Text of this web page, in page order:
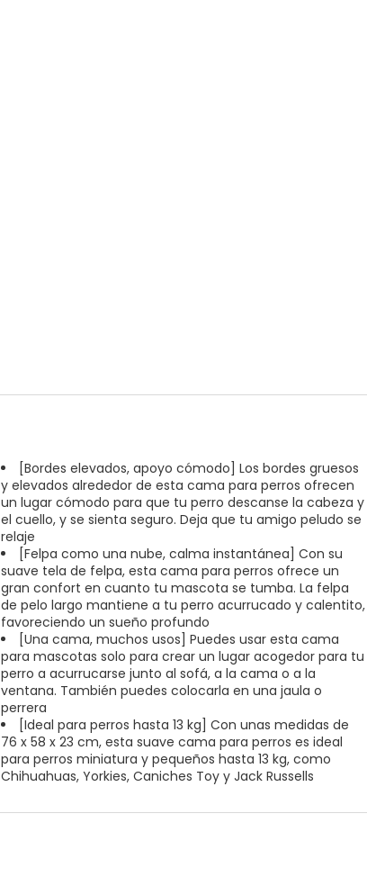
[Bordes elevados, apoyo cómodo] Los bordes gruesos
y elevados alrededor de esta cama para perros ofrecen
un lugar cómodo para que tu perro descanse la cabeza y
el cuello, y se sienta seguro. Deja que tu amigo peludo se
relaje
[Felpa como una nube, calma instantánea] Con su
suave tela de felpa, esta cama para perros ofrece un
gran confort en cuanto tu mascota se tumba. La felpa
de pelo largo mantiene a tu perro acurrucado y calentito,
favoreciendo un sueño profundo
[Una cama, muchos usos] Puedes usar esta cama
para mascotas solo para crear un lugar acogedor para tu
perro a acurrucarse junto al sofá, a la cama o a la
ventana. También puedes colocarla en una jaula o
perrera
[Ideal para perros hasta 13 kg] Con unas medidas de
76 x 58 x 23 cm, esta suave cama para perros es ideal
para perros miniatura y pequeños hasta 13 kg, como
Chihuahuas, Yorkies, Caniches Toy y Jack Russells